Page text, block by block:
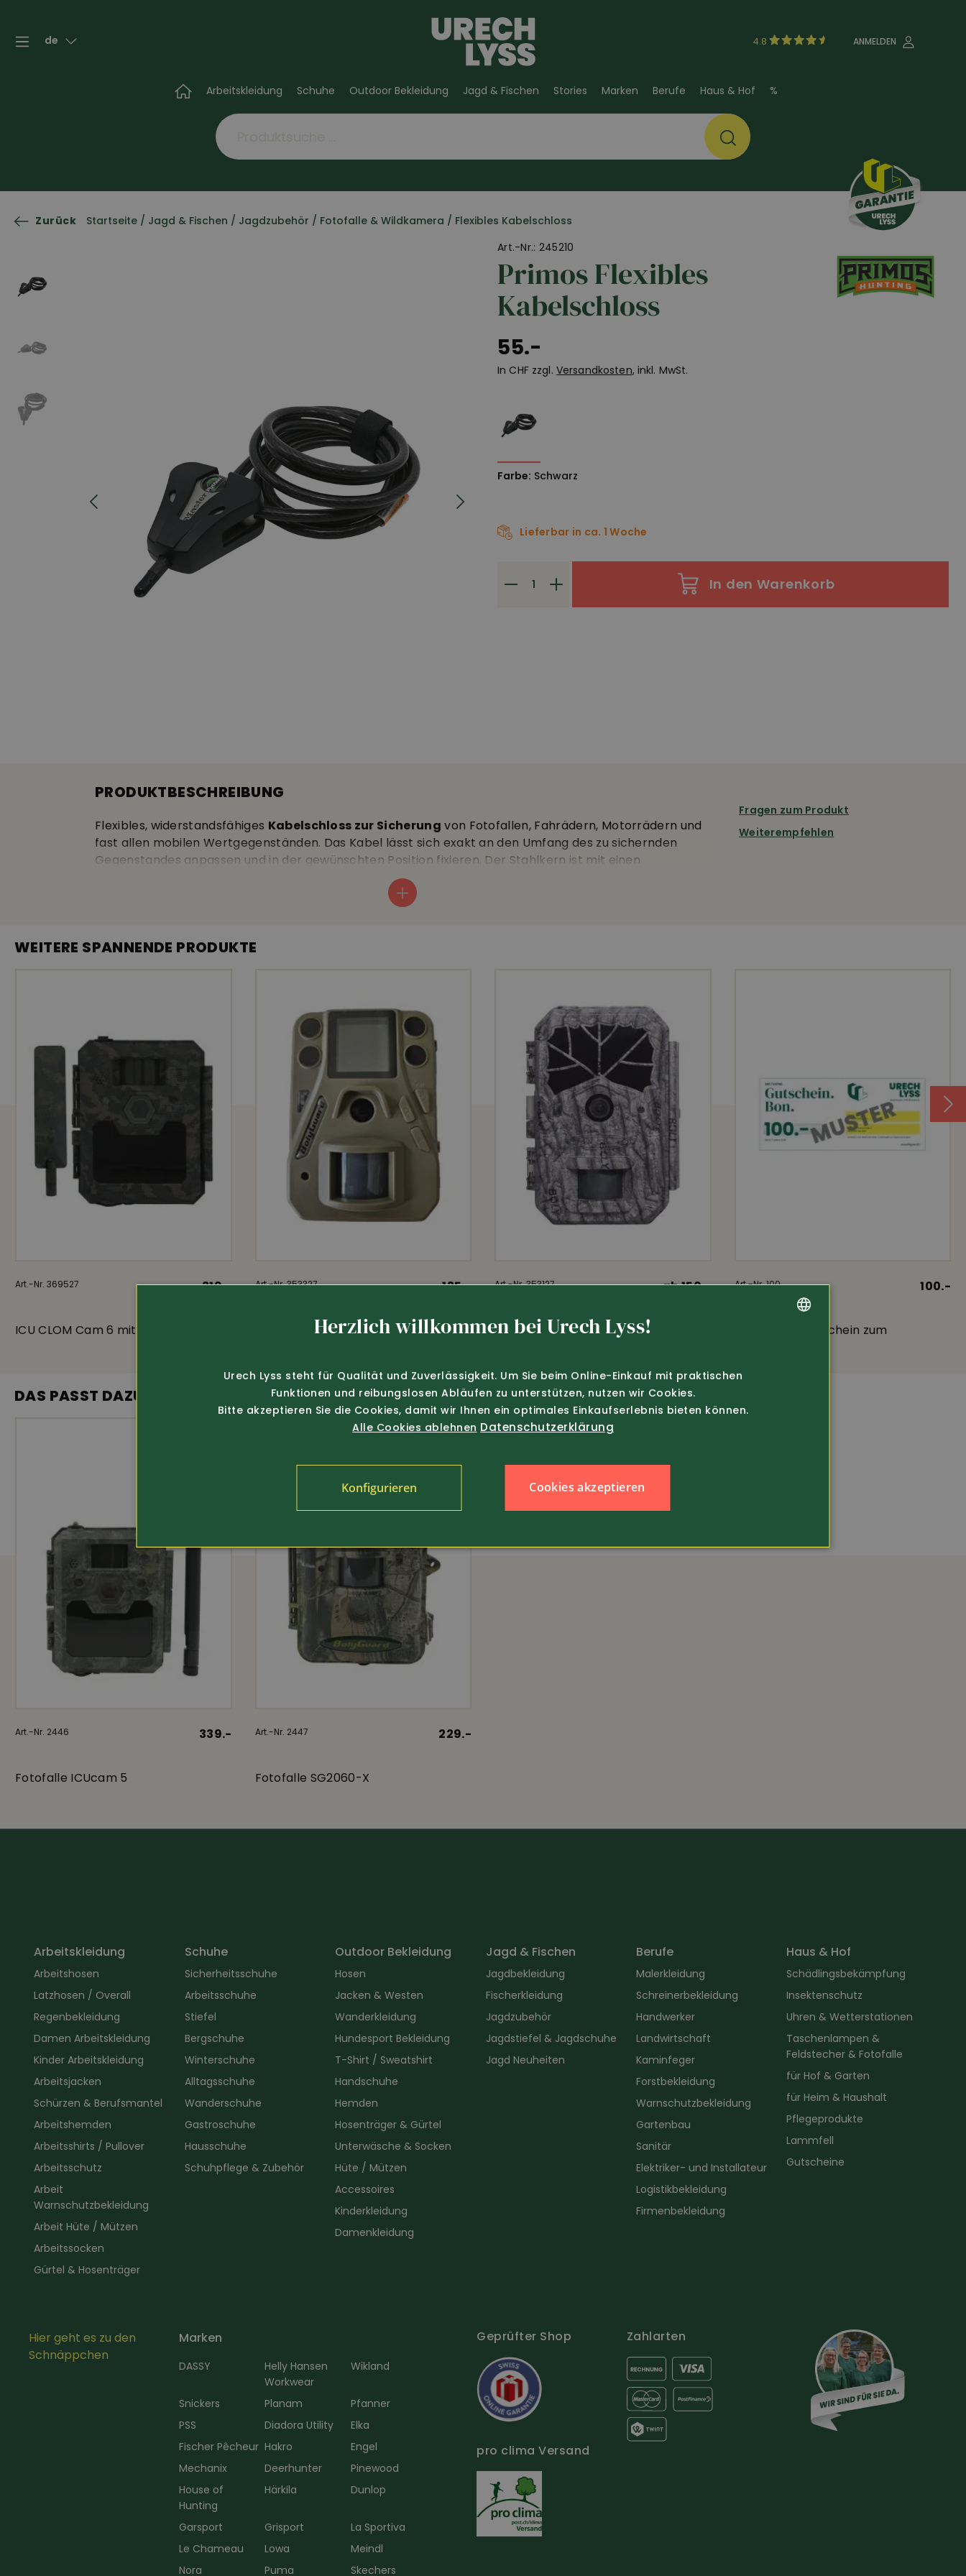
de 4.8 ANMELDEN
Arbeitskleidung Schuhe Outdoor Bekleidung Jagd & Fischen Stories Marken Berufe Haus & Hof %
Zurück Startseite / Jagd & Fischen / Jagdzubehör / Fotofalle & Wildkamera / Flexibles Kabelschloss
Art.-Nr.: 245210
Primos Flexibles
Kabelschloss
55.-
In CHF zzgl. Versandkosten, inkl. MwSt.
Farbe: Schwarz
Lieferbar in ca. 1 Woche
In den Warenkorb
PRODUKTBESCHREIBUNG
Flexibles, widerstandsfähiges Kabelschloss zur Sicherung von Fotofallen, Fahrädern, Motorrädern und
fast allen mobilen Wertgegenständen. Das Kabel lässt sich exakt an den Umfang des zu sichernden
Gegenstandes anpassen und in der gewünschten Position fixieren. Der Stahlkern ist mit einen
Vinylschlauch überzogen, dieser schützt vor Witterungseinflüssen und empfindliche Oberflächen vor
Kratzern. Die Anwendung ist komfortabel und einfach. Zur Aufbewahrung lässt sich das Kabelschloss
praktisch und platzsparend aufrollen. Stärke / Durchmesser des Stahlkabels: 8 mm mit Vinylschutz
Massiver, patentierter Python Schliesskopf 2 Schlüssel im Lieferumfang
Gewicht 419 g
Fragen zum Produkt
Weiterempfehlen
WEITERE SPANNENDE PRODUKTE
Art.-Nr. 369527 319.-
ICU CLOM Cam 6 mit SD Karte
Art.-Nr. 353327 135.-
Fotofalle Boly Cam SG520-DB mit
Art.-Nr. 353127 ab 150.-
Fotofalle Boly BG636-K
Art.-Nr. 100
100.-
Geschenk-Gutschein zum
DAS PASST DAZU
Art.-Nr. 2446 339.-
Fotofalle ICUcam 5
Art.-Nr. 2447 229.-
Fotofalle SG2060-X
Arbeitskleidung
Arbeitshosen
Latzhosen / Overall
Regenbekleidung
Damen Arbeitskleidung
Kinder Arbeitskleidung
Arbeitsjacken
Schürzen & Berufsmantel
Arbeitshemden
Arbeitsshirts / Pullover
Arbeitsschutz
Arbeit
Warnschutzbekleidung
Arbeit Hüte / Mützen
Arbeitssocken
Gürtel & Hosenträger
Schuhe
Sicherheitsschuhe
Arbeitsschuhe
Stiefel
Bergschuhe
Winterschuhe
Alltagsschuhe
Wanderschuhe
Gastroschuhe
Hausschuhe
Schuhpflege & Zubehör
Outdoor Bekleidung
Hosen
Jacken & Westen
Wanderkleidung
Hundesport Bekleidung
T-Shirt / Sweatshirt
Handschuhe
Hemden
Hosenträger & Gürtel
Unterwäsche & Socken
Hüte / Mützen
Accessoires
Kinderkleidung
Damenkleidung
Jagd & Fischen
Jagdbekleidung
Fischerkleidung
Jagdzubehör
Jagdstiefel & Jagdschuhe
Jagd Neuheiten
Berufe
Malerkleidung
Schreinerbekleidung
Handwerker
Landwirtschaft
Kaminfeger
Forstbekleidung
Warnschutzbekleidung
Gartenbau
Sanitär
Elektriker- und Installateur
Logistikbekleidung
Firmenbekleidung
Haus & Hof
Schädlingsbekämpfung
Insektenschutz
Uhren & Wetterstationen
Taschenlampen &
Feldstecher & Fotofalle
für Hof & Garten
für Heim & Haushalt
Pflegeprodukte
Lammfell
Gutscheine
Hier geht es zu den
Schnäppchen
Marken
DASSY
Helly Hansen
Workwear
Wikland
Snickers Planam
Pfanner
PSS
Diadora Utility
Elka
Fischer Pêcheur Hakro
Engel
Mechanix
Deerhunter
Pinewood
House of
Hunting
Härkila Dunlop
Garsport Grisport
La Sportiva
Le Chameau
Lowa
Meindl
Nora
Puma Skechers
Geprüfter Shop
pro clima Versand
Zahlarten
Herzlich willkommen bei Urech Lyss!
Urech Lyss steht für Qualität und Zuverlässigkeit. Um Sie beim Online-Einkauf mit praktischen
Funktionen und reibungslosen Abläufen zu unterstützen, nutzen wir Cookies.
Bitte akzeptieren Sie die Cookies, damit wir Ihnen ein optimales Einkaufserlebnis bieten können.
Alle Cookies ablehnen Datenschutzerklärung
Cookies akzeptieren
Konfigurieren